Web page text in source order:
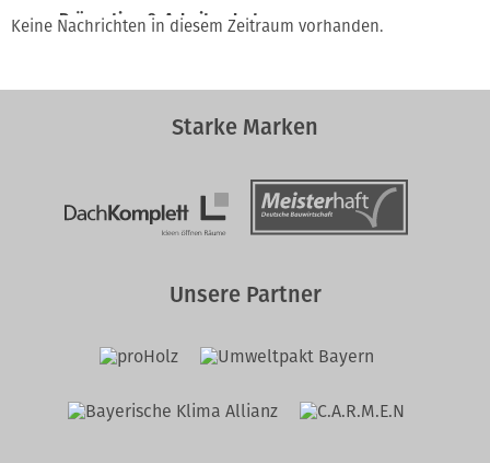
Prävention & Arbeitsschutz
Verband & Innungen
Keine Nachrichten in diesem Zeitraum vorhanden.
Starke Marken
Unsere Partner